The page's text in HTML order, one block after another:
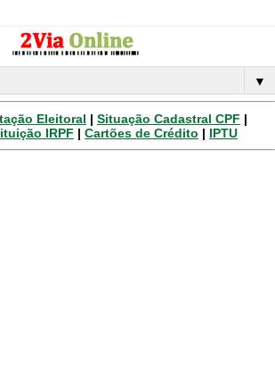
▼
Eleitoral | Situação Cadastral CPF |
IRPF | Cartões de Crédito | IPTU